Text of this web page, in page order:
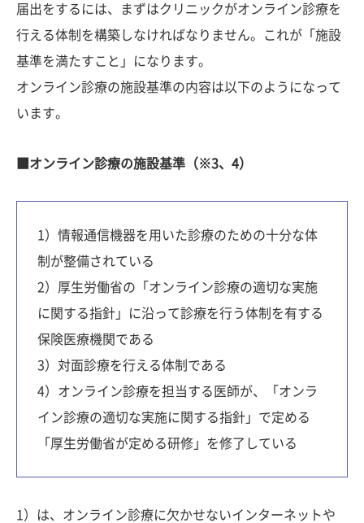
届出をするには、まずはクリニックがオンライン診療を
行える体制を構築しなければなりません。これが「施設
基準を満たすこと」になります。
オンライン診療の施設基準の内容は以下のようになって
います。
■オンライン診療の施設基準（※3、4）
1）情報通信機器を用いた診療のための十分な体
制が整備されている
2）厚生労働省の「オンライン診療の適切な実施
に関する指針」に沿って診療を行う体制を有する
保険医療機関である
3）対面診療を行える体制である
4）オンライン診療を担当する医師が、「オンラ
イン診療の適切な実施に関する指針」で定める
「厚生労働省が定める研修」を修了している
1）は、オンライン診療に欠かせないインターネットや